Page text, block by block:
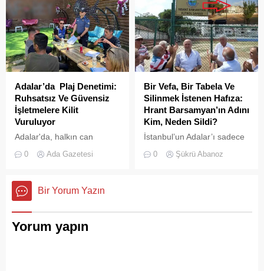
Adalar’da Plaj Denetimi:
Ruhsatsız Ve Güvensiz
İşletmelere Kilit
Vuruluyor
Adalar'da, halkın can
haksız işgallerin önüne
çaplı bir denetim
operasyonu başlatıldı.
0 Ada Gazetesi
Bir Vefa, Bir Tabela Ve
Silinmek İstenen Hafıza:
Hrant Barsamyan’ın Adını
Kim, Neden Sildi?
İstanbul’un Adalar’ı sadece
yazlıkçıların nefes aldığı
0 Şükrü Abanoz
Bir Yorum Yazın
Yorum yapın